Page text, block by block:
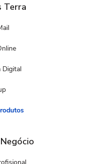
Terra
Digital